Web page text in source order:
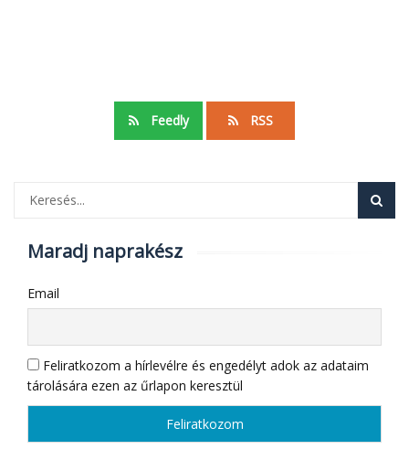
Feedly RSS
Maradj naprakész
Email
Feliratkozom a hírlevélre és engedélyt adok az adataim
tárolására ezen az űrlapon keresztül